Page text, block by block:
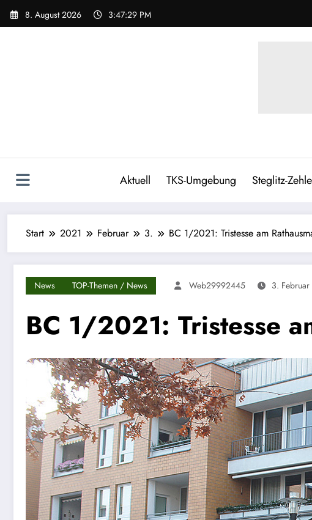
8. August 2026 3:47:31 PM
Aktuell TKS-Umgebung Steglitz-
Start 2021 Februar 3. BC 1/2021: Tristesse am
News TOP-Themen / News Web29992445 3. Februar
BC 1/2021: Tristesse